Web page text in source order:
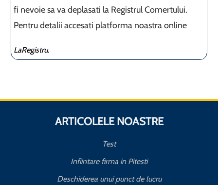
fi nevoie sa va deplasati la Registrul Comertului.
Pentru detalii accesati platforma noastra online
LaRegistru.
ARTICOLELE NOASTRE
Test
Infiintare firma in Pitesti
Deschiderea unui punct de lucru